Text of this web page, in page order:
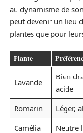
au dynamisme de
peut devenir un lieu
plantes que pour
Plante
Lavande
Bien
acide
Romarin Léger,
Camélia
Neutre